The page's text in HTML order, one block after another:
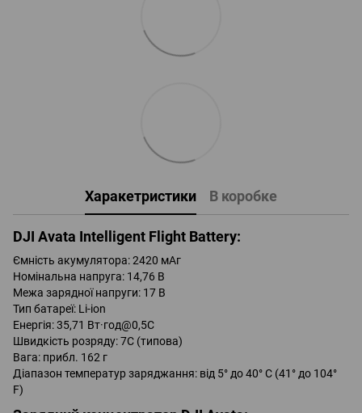
Харакетристики В коробке
DJI Avata Intelligent Flight Battery:
Ємність акумулятора: 2420 мАг
Номінальна напруга: 14,76 В
Межа зарядної напруги: 17 В
Тип батареї: Li-ion
Енергія: 35,71 Вт·год@0,5C
Швидкість розряду: 7C (типова)
Вага: прибл. 162 г
Діапазон температур заряджання: від 5° до 40° C (41° до 104°
F)